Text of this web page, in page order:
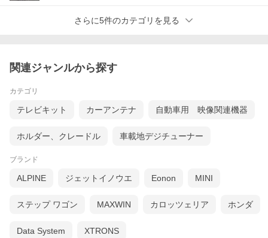
さらに5件のカテゴリを見る
関連ジャンルから探す
カテゴリ
テレビキット カーアンテナ 自動車用 映像関連機器
ホルダー、クレードル 車載地デジチューナー
ブランド
ALPINE ジェットイノウエ Eonon MINI
ステップ ワゴン MAXWIN カロッツェリア ホンダ
Data System XTRONS